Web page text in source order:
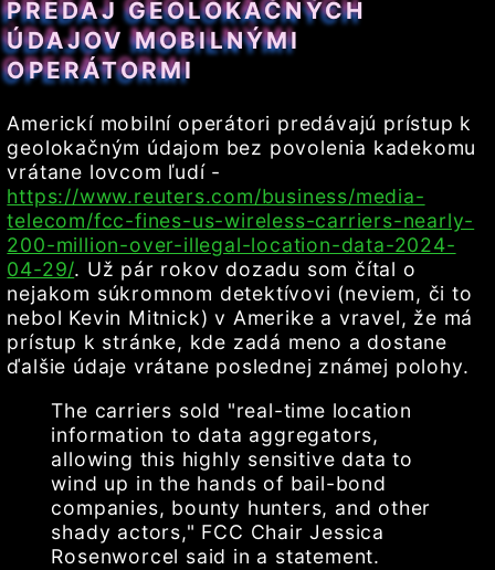
PREDAJ GEOLOKAČNÝCH
ÚDAJOV MOBILNÝMI
OPERÁTORMI
Americkí mobilní operátori predávajú prístup k
geolokačným údajom bez povolenia kadekomu
vrátane lovcom ľudí -
https://www.reuters.com/business/media-
telecom/fcc-fines-us-wireless-carriers-nearly-
200-million-over-illegal-location-data-2024-
04-29/. Už pár rokov dozadu som čítal o
nejakom súkromnom detektívovi (neviem, či to
nebol Kevin Mitnick) v Amerike a vravel, že má
prístup k stránke, kde zadá meno a dostane
ďalšie údaje vrátane poslednej známej polohy.
The carriers sold "real-time location
information to data aggregators,
allowing this highly sensitive data to
wind up in the hands of bail-bond
companies, bounty hunters, and other
shady actors," FCC Chair Jessica
Rosenworcel said in a statement.